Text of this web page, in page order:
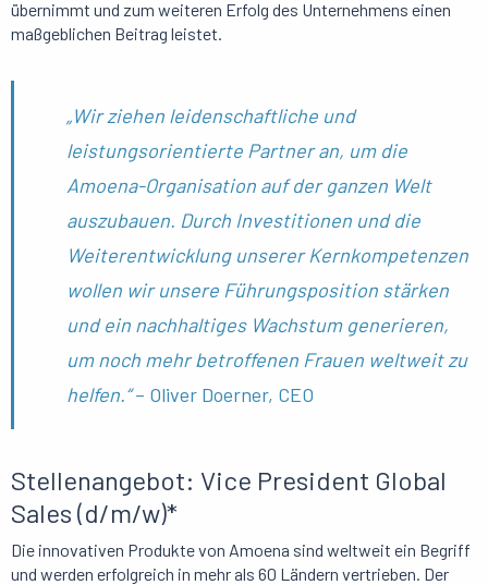
übernimmt und zum weiteren Erfolg des Unternehmens einen
maßgeblichen Beitrag leistet.
„Wir ziehen leidenschaftliche und
leistungsorientierte Partner an, um die
Amoena-Organisation auf der ganzen Welt
auszubauen. Durch Investitionen und die
Weiterentwicklung unserer Kernkompetenzen
wollen wir unsere Führungsposition stärken
und ein nachhaltiges Wachstum generieren,
um noch mehr betroffenen Frauen weltweit zu
helfen.“– Oliver Doerner, CEO
Stellenangebot: Vice President Global
Sales (d/m/w)*
Die innovativen Produkte von Amoena sind weltweit ein Begriff
und werden erfolgreich in mehr als 60 Ländern vertrieben. Der